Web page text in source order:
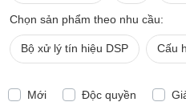
Chọn sản phẩm theo nhu cầu:
Bộ xử lý tín hiệu DSP Cấu
Mới Độc quyền